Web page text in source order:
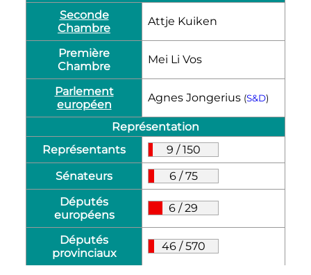
Seconde
Chambre
Attje Kuiken
Première
Chambre
Mei Li Vos
Parlement
européen
Agnes Jongerius (S&D)
Représentation
Représentants
9 / 150
Sénateurs
6 / 75
Députés
européens
6 / 29
Députés
provinciaux
46 / 570